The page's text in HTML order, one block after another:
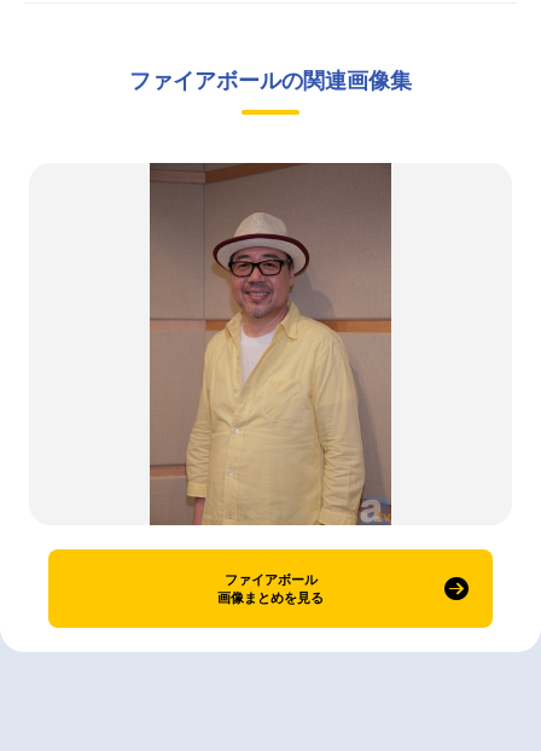
ファイアボールの関連画像集
ファイアボール
画像まとめを見る